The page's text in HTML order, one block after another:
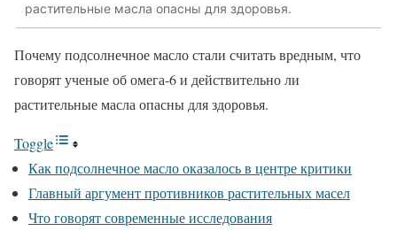
растительные масла опасны для здоровья.
Почему подсолнечное масло стали считать вредным, что
говорят ученые об омега-6 и действительно ли
растительные масла опасны для здоровья.
Toggle
Как подсолнечное масло оказалось в центре критики
Главный аргумент противников растительных масел
Что говорят современные исследования